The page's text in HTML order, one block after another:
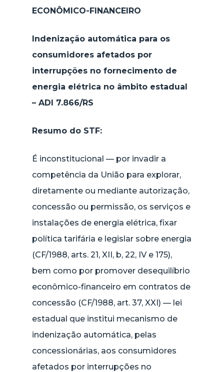
ECONÔMICO-FINANCEIRO
Indenização automática para os
consumidores afetados por
interrupções no fornecimento de
energia elétrica no âmbito estadual
– ADI 7.866/RS
Resumo do STF:
É inconstitucional — por invadir a
competência da União para explorar,
diretamente ou mediante autorização,
concessão ou permissão, os serviços e
instalações de energia elétrica, fixar
política tarifária e legislar sobre energia
(CF/1988, arts. 21, XII, b, 22, IV e 175),
bem como por promover desequilíbrio
econômico-financeiro em contratos de
concessão (CF/1988, art. 37, XXI) — lei
estadual que institui mecanismo de
indenização automática, pelas
concessionárias, aos consumidores
afetados por interrupções no